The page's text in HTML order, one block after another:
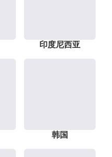
印度尼西亚
韩国